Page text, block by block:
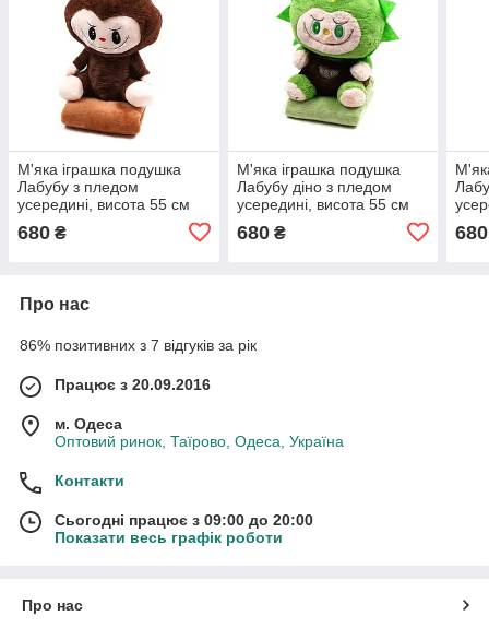
М'яка іграшка подушка
Лабубу з пледом
усередині, висота 55 см
680 ₴
М'яка іграшка подушка
Лабубу діно з пледом
усередині, висота 55 см
680₴ 680
Про нас
86% позитивних з 7 відгуків за рік
Працює з 20.09.2016
м. Одеса
Оптовий ринок, Таїрово, Одеса, Україна
Контакти
Сьогодні працює з 09:00 до 20:00
Показати весь графік роботи
Про нас